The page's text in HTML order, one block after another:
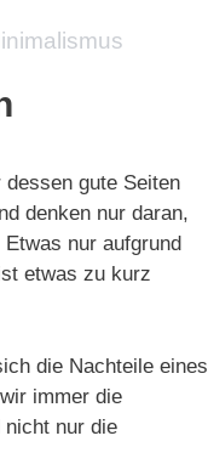
gute Seiten
denken nur daran,
nur aufgrund
etwas zu kurz
die Nachteile eines
immer die
nur die